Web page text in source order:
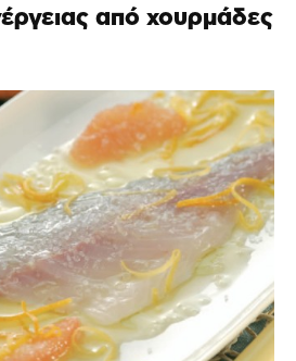
από χουρμάδες